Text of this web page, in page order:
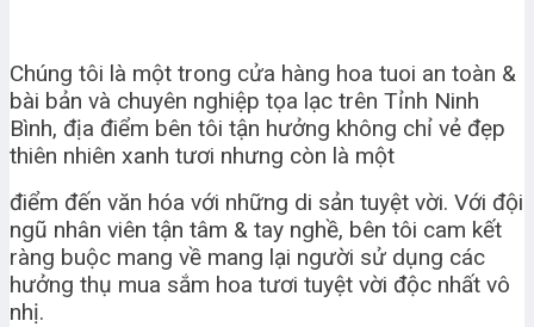
Chúng tôi là một trong cửa hàng hoa tuoi an toàn &
bài bản và chuyên nghiệp tọa lạc trên Tỉnh Ninh
Bình, địa điểm bên tôi tận hưởng không chỉ vẻ đẹp
thiên nhiên xanh tươi nhưng còn là một
điểm đến văn hóa với những di sản tuyệt vời. Với đội
ngũ nhân viên tận tâm & tay nghề, bên tôi cam kết
ràng buộc mang về mang lại người sử dụng các
hưởng thụ mua sắm hoa tươi tuyệt vời độc nhất vô
nhị.